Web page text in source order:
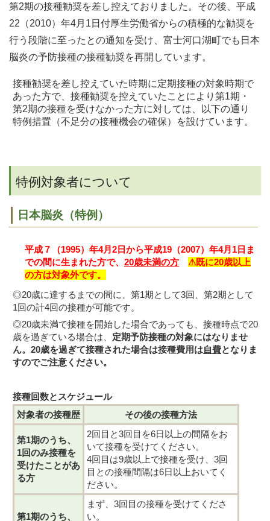
第2期の接種勧奨を差し控えておりました。 その後、平成
22（2010）年4月1日付厚生労働省からの積極的な勧奨を
行う段階に至ったとの通知を受け、富士河口湖町でも日本
脳炎の予防接種の接種勧奨を再開しています。
接種勧奨を差し控えていた時期に定期接種の対象時期で
あった方で、接種勧奨を控えていたことにより第1期・
第2期の接種を受けなかった方に対しては、以下の通り
特例措置（不足分の接種機会の確保）を設けています。
特例対象者について
日本脳炎（特例）
平成７（1995）年4月2日から平成19（2007）年4月1日ま
での間に生まれた方で、 20歳未満の方
⚠既に20歳以上
の方は対象外です。
◎20歳に達するまでの間に、第1期として3回、第2期として
1回の計4回の接種が可能です。
◎20歳未満で接種を開始した場合であっても、接種時点で20
歳を過ぎている場合は、 定期予防接種の対象にはなりませ
ん。 20歳を過ぎて接種された場合は接種費用は自費となりま
すのでご注意ください。
接種回数とスケジュール
対象者の接種歴
その後の接種方法
第1期のうち、
1回のみ接種を
受けたことがあ
る方
2回目と3回目を6日以上の間隔をお
いて接種を受けてください。
4回目は9歳以上で接種を受け、3回
目との接種間隔は6日以上おいてく
ださい。
第1期のうち、
まず、3回目の接種を受けてくださ
い。